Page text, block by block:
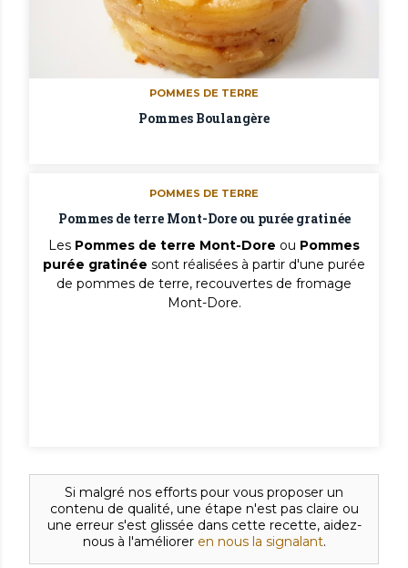
POMMES DE TERRE
Pommes Boulangère
POMMES DE TERRE
Pommes de terre Mont-Dore ou purée gratinée
Les Pommes de terre Mont-Dore ou Pommes
purée gratinée sont réalisées à partir d'une purée
de pommes de terre, recouvertes de fromage
Mont-Dore.
Si malgré nos efforts pour vous proposer un
contenu de qualité, une étape n'est pas claire ou
une erreur s'est glissée dans cette recette, aidez-
nous à l'améliorer en nous la signalant.